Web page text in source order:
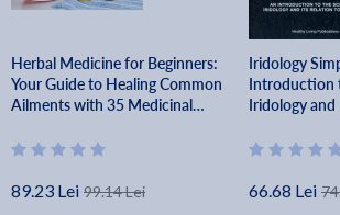
Herbal Medicine for Beginners:
Your Guide to Healing Common
Ailments with 35 Medicinal
89.23 Lei 99.14 Lei
Iridology
Introduction
Iridology
66.68 Lei